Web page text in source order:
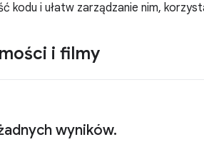
kodu i ułatw zarządzanie nim,
i filmy
wyników.